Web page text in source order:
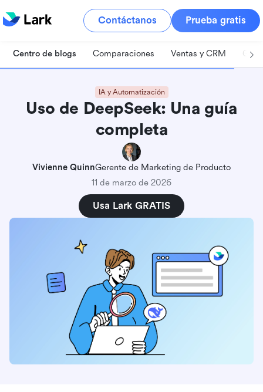
Contáctanos Prueba gratis
Centro de blogs Comparaciones Ventas y CRM
IA y Automatización
Uso de DeepSeek: Una guía
completa
Vivienne QuinnGerente de Marketing de Producto
11 de marzo de 2026
Usa Lark GRATIS